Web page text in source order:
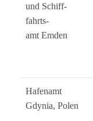
und Schiff­
fahrts­
amt Emden
Hafen­amt
Gdy­nia, Polen